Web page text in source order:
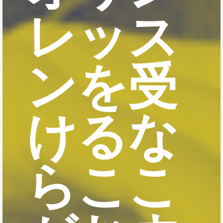
レッス
ンを受
けるな
らここ